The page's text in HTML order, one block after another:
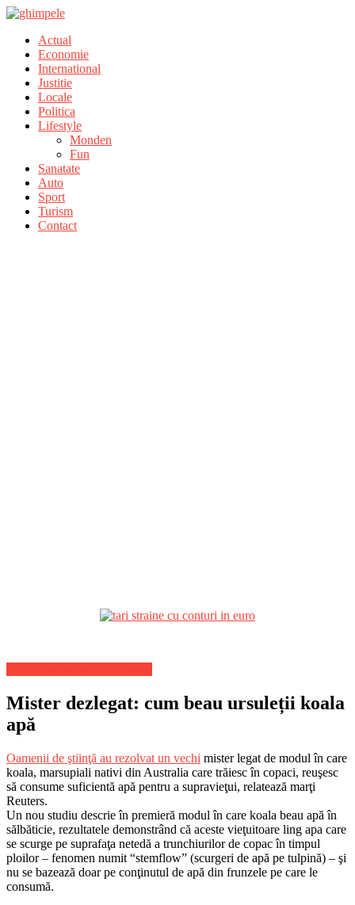
Actual
Economie
International
Justitie
Locale
Politica
Lifestyle
Monden
Fun
Sanatate
Auto
Sport
Turism
Contact
Mister dezlegat: cum beau ursuleții koala
apă
Oamenii de ştiinţă au rezolvat un vechi mister legat de modul în care
koala, marsupiali nativi din Australia care trăiesc în copaci, reuşesc
să consume suficientă apă pentru a supravieţui, relatează marţi
Reuters.
Un nou studiu descrie în premieră modul în care koala beau apă în
sălbăticie, rezultatele demonstrând că aceste vieţuitoare ling apa care
se scurge pe suprafaţa netedă a trunchiurilor de copac în timpul
ploilor – fenomen numit “stemflow” (scurgeri de apă pe tulpină) – şi
nu se bazează doar pe conţinutul de apă din frunzele pe care le
consumă.